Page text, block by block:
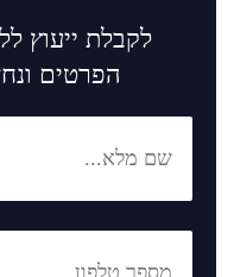
לקבלת ייעוץ
הפרטים